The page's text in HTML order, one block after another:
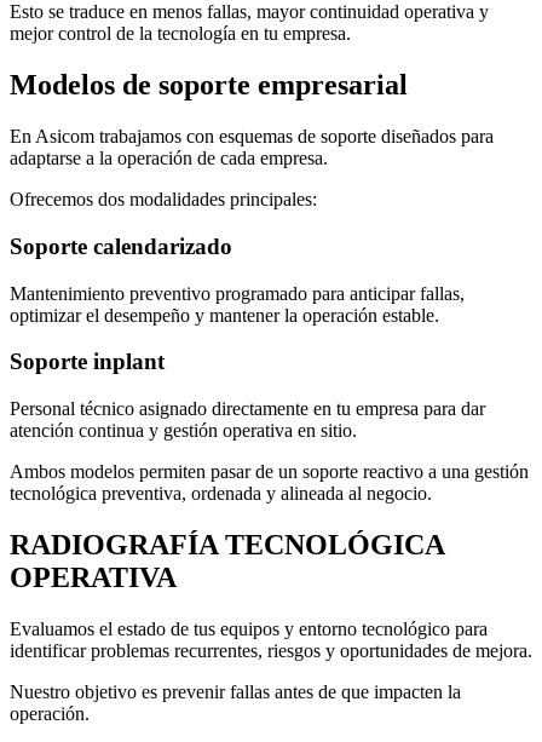
Esto se traduce en menos fallas, mayor continuidad operativa y
mejor control de la tecnología en tu empresa.
Modelos de soporte empresarial
En Asicom trabajamos con esquemas de soporte diseñados para
adaptarse a la operación de cada empresa.
Ofrecemos dos modalidades principales:
Soporte calendarizado
Mantenimiento preventivo programado para anticipar fallas,
optimizar el desempeño y mantener la operación estable.
Soporte inplant
Personal técnico asignado directamente en tu empresa para dar
atención continua y gestión operativa en sitio.
Ambos modelos permiten pasar de un soporte reactivo a una gestión
tecnológica preventiva, ordenada y alineada al negocio.
RADIOGRAFÍA TECNOLÓGICA
OPERATIVA
Evaluamos el estado de tus equipos y entorno tecnológico para
identificar problemas recurrentes, riesgos y oportunidades de mejora.
Nuestro objetivo es prevenir fallas antes de que impacten la
operación.